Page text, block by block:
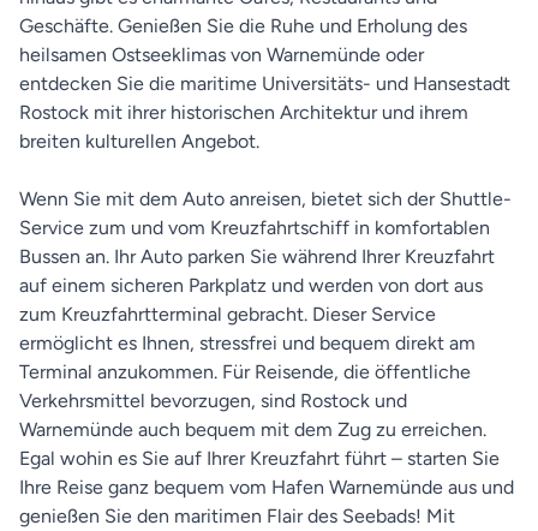
Geschäfte. Genießen Sie die Ruhe und Erholung des
heilsamen Ostseeklimas von Warnemünde oder
entdecken Sie die maritime Universitäts- und Hansestadt
Rostock mit ihrer historischen Architektur und ihrem
breiten kulturellen Angebot.
Wenn Sie mit dem Auto anreisen, bietet sich der Shuttle-
Service zum und vom Kreuzfahrtschiff in komfortablen
Bussen an. Ihr Auto parken Sie während Ihrer Kreuzfahrt
auf einem sicheren Parkplatz und werden von dort aus
zum Kreuzfahrtterminal gebracht. Dieser Service
ermöglicht es Ihnen, stressfrei und bequem direkt am
Terminal anzukommen. Für Reisende, die öffentliche
Verkehrsmittel bevorzugen, sind Rostock und
Warnemünde auch bequem mit dem Zug zu erreichen.
Egal wohin es Sie auf Ihrer Kreuzfahrt führt – starten Sie
Ihre Reise ganz bequem vom Hafen Warnemünde aus und
genießen Sie den maritimen Flair des Seebads! Mit